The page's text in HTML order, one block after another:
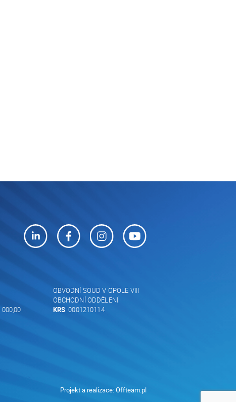
000,00
OBVODNÍ SOUD V OPOLE VIII
OBCHODNÍ ODDĚLENÍ
KRS: 0001210114
Projekt a realizace:Offteam.pl